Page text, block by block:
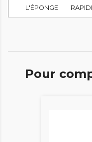
L'ÉPONGE
Pour